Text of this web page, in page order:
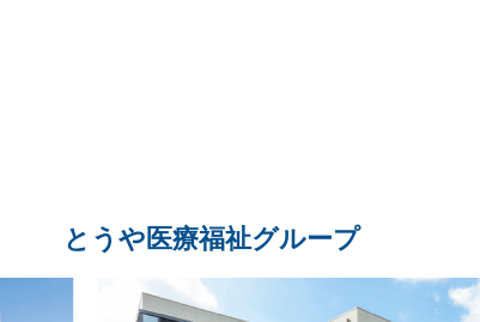
とうや医療福祉グループ